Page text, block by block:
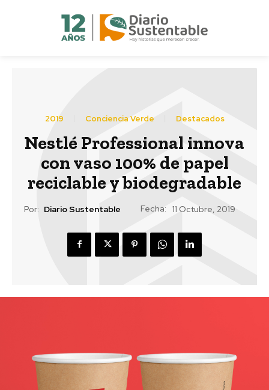
2019 Conciencia Verde Destacados
Nestlé Professional innova
con vaso 100% de papel
reciclable y biodegradable
Por: Diario Sustentable Fecha: 11 Octubre, 2019